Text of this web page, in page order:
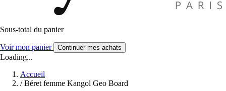
Sous-total du panier
Voir mon panier Continuer mes achats
Loading...
Accueil
/ Béret femme Kangol Geo Board